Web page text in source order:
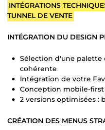
INTÉGRATIONS
TUNNEL DE VENTE
INTÉGRATION DU DESIGN
Sélection d'une palette
cohérente
Intégration de votre
Conception mobile-first
2 versions optimisées :
CRÉATION DES MENUS